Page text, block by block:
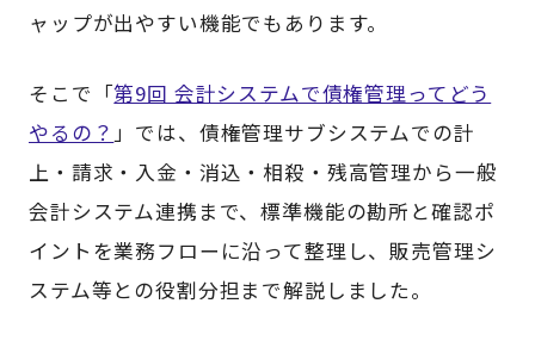
ャップが出やすい機能でもあります。
そこで「第9回 会計システムで債権管理ってどう
やるの？ 」では、債権管理サブシステムでの計
上・請求・入金・消込・相殺・残高管理から一般
会計システム連携まで、標準機能の勘所と確認ポ
イントを業務フローに沿って整理し、販売管理シ
ステム等との役割分担まで解説しました。